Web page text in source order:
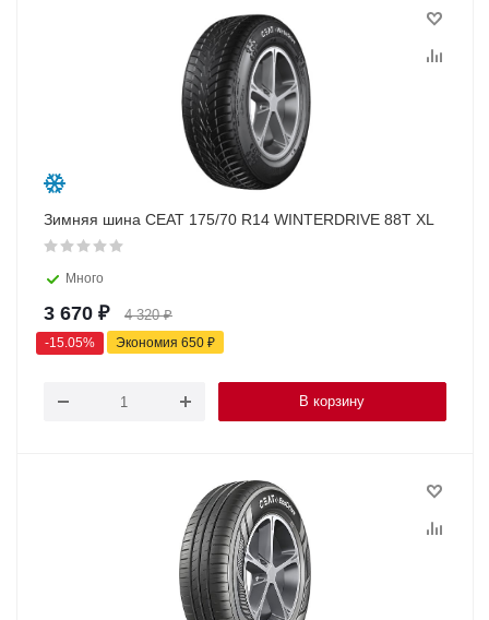
Зимняя шина CEAT 175/70 R14 WINTERDRIVE 88T XL
Много
3 670 ₽ 4 320₽
-15.05% Экономия 650 ₽
В корзину